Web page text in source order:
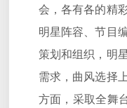
会，各有各的精
明星阵容、节目
策划和组织，明
需求，曲风选择
方面，采取全舞